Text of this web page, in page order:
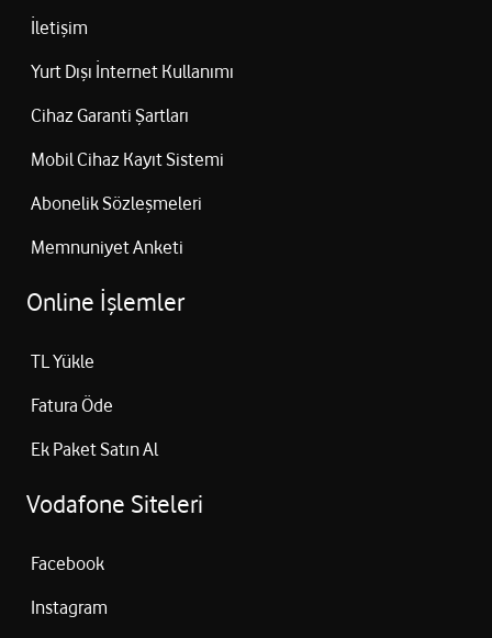
İletişim
Yurt Dışı İnternet Kullanımı
Cihaz Garanti Şartları
Mobil Cihaz Kayıt Sistemi
Abonelik Sözleşmeleri
Memnuniyet Anketi
Online İşlemler
TL Yükle
Fatura Öde
Ek Paket Satın Al
Vodafone Siteleri
Facebook
Instagram